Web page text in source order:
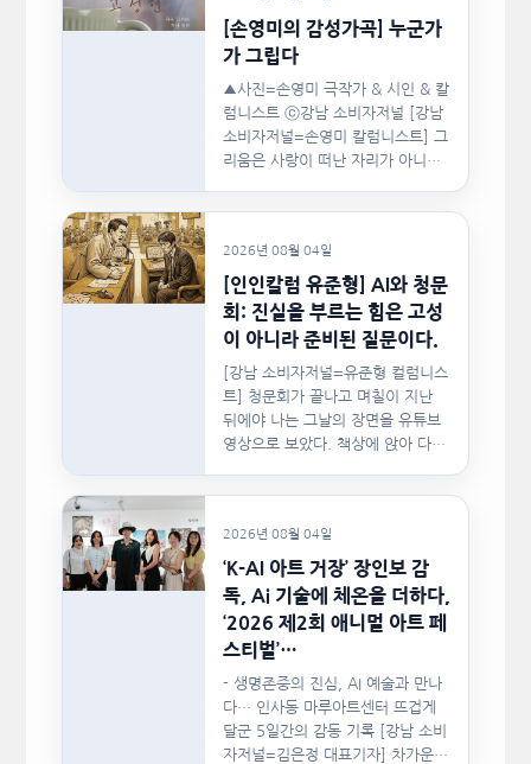
[손영미의 감성가곡] 누군가
가 그립다
▲사진=손영미 극작가 & 시인 & 칼
럼니스트 ⓒ강남 소비자저널 [강남
소비자저널=손영미 칼럼니스트] 그
리움은 사랑이 떠난 자리가 아니라,
2026년 08월 04일
[인인칼럼 유준형] AI와 청문
회: 진실을 부르는 힘은 고성
이 아니라 준비된 질문이다.
[강남 소비자저널=유준형 컬럼니스
트] 청문회가 끝나고 며칠이 지난
뒤에야 나는 그날의 장면을 유튜브
영상으로 보았다. 책상에 앉아 다른
2026년 08월 04일
‘K-AI 아트 거장’ 장인보 감
독, Ai 기술에 체온을 더하다,
‘2026 제2회 애니멀 아트 페
스티벌’…
- 생명존중의 진심, AI 예술과 만나
다… 인사동 마루아트센터 뜨겁게
달군 5일간의 감동 기록 [강남 소비
자저널=김은정 대표기자] 차가운